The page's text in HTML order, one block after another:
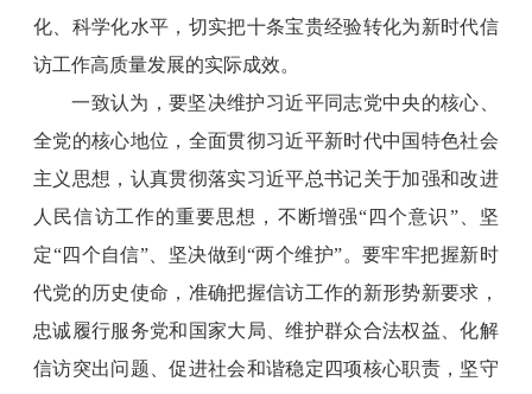
化、科学化水平，切实把十条宝贵经验转化为新时代信
访工作高质量发展的实际成效。
一致认为，要坚决维护习近平同志党中央的核心、
全党的核心地位，全面贯彻习近平新时代中国特色社会
主义思想，认真贯彻落实习近平总书记关于加强和改进
人民信访工作的重要思想，不断增强“四个意识”、坚
定“四个自信”、坚决做到“两个维护”。要牢牢把握新时
代党的历史使命，准确把握信访工作的新形势新要求，
忠诚履行服务党和国家大局、维护群众合法权益、化解
信访突出问题、促进社会和谐稳定四项核心职责，坚守